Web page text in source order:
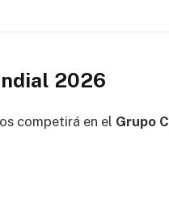
2026
competirá en el Grupo C